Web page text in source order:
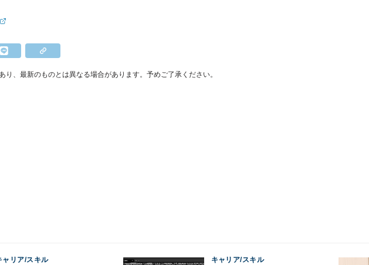
、最新のものとは異なる場合があります。予めご了承ください。
ャリア/スキル キャリア/スキル